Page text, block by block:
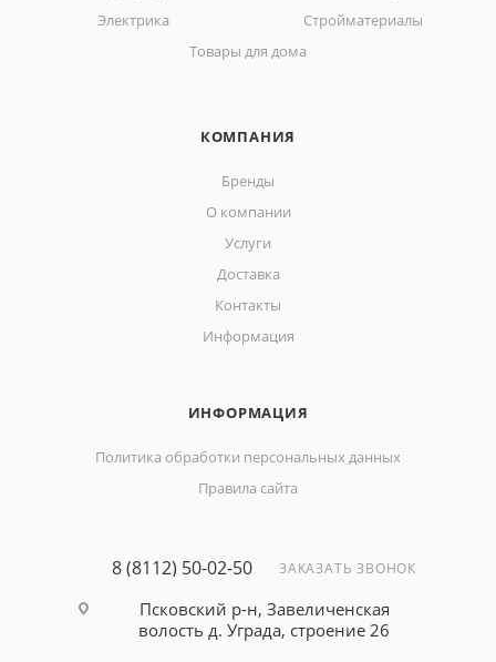
Электрика
Стройматериалы
Товары для дома
КОМПАНИЯ
Бренды
О компании
Услуги
Доставка
Контакты
Информация
ИНФОРМАЦИЯ
Политика обработки персональных данных
Правила сайта
8 (8112) 50-02-50 ЗАКАЗАТЬ ЗВОНОК
Псковский р-н, Завеличенская
волость д. Уграда, строение 26